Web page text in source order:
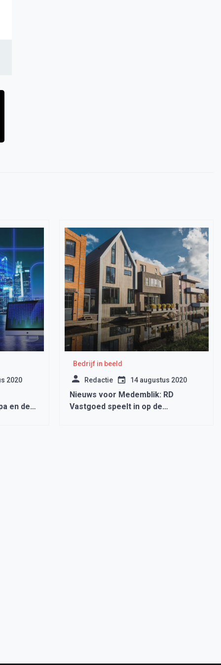
2020
en de
Bedrijf in beeld
Redactie 14 augustus 2020
Nieuws voor Medemblik: RD
Vastgoed speelt in op de